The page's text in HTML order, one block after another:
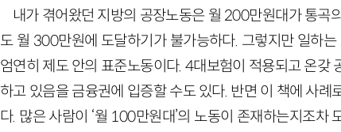
내가 겪어왔던 지방의 공장노동은 월 200만원대가 통곡
도 월 300만원에 도달하기가 불가능하다. 그렇지만 일하
엄연히 제도 안의 표준노동이다. 4대보험이 적용되고 온갖
하고 있음을 금융권에 입증할 수도 있다. 반면 이 책에 사례
다. 많은 사람이 ‘월 100만원대’의 노동이 존재하는지조